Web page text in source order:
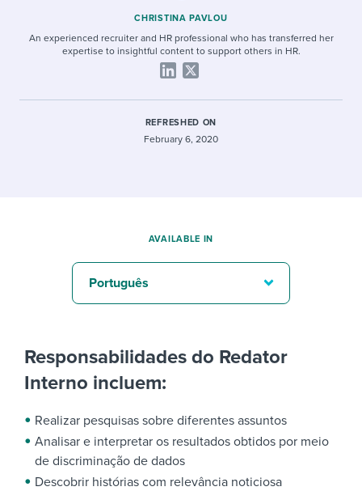
CHRISTINA PAVLOU
An experienced recruiter and HR professional who has transferred her
expertise to insightful content to support others in HR.
REFRESHED ON
February 6, 2020
Responsabilidades do Redator
Interno incluem:
Realizar pesquisas sobre diferentes assuntos
Analisar e interpretar os resultados obtidos por meio
de discriminação de dados
Descobrir histórias com relevância noticiosa
AVAILABLE IN
Português